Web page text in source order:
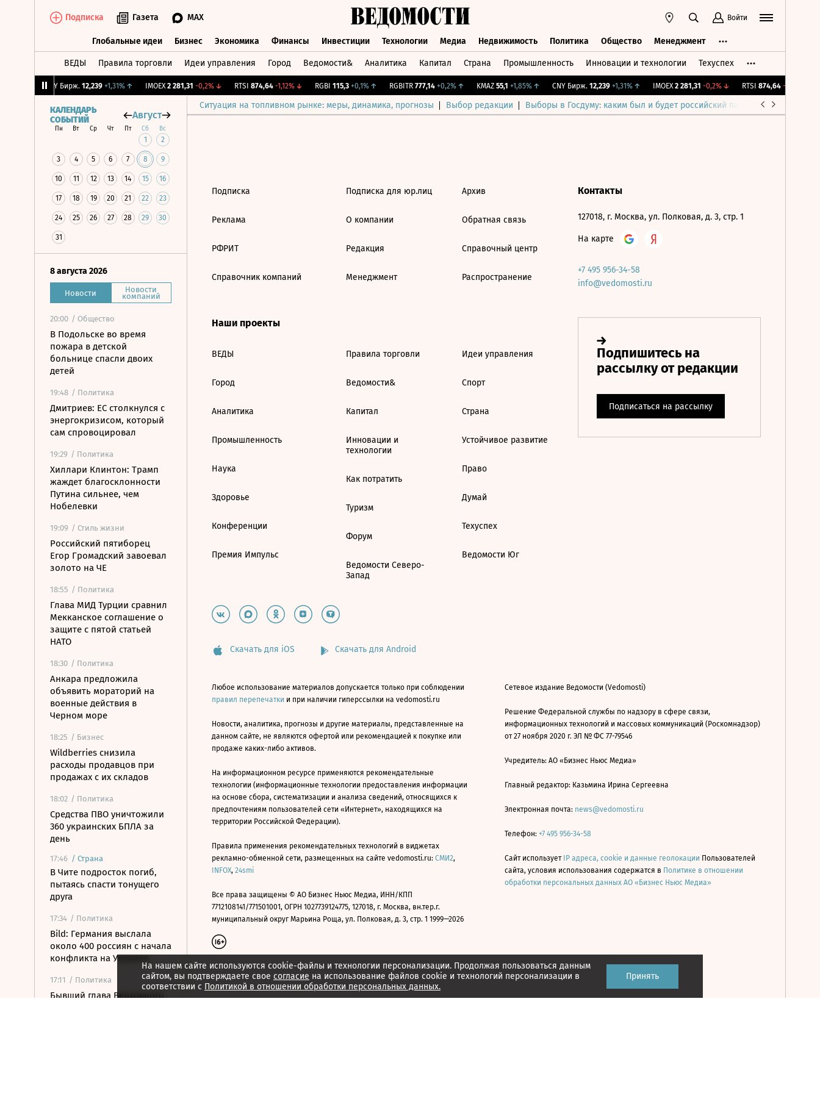
Подписка Газета MAX Войти
Глобальные идеи Бизнес Экономика Финансы Инвестиции Технологии Медиа Недвижимость Политика Общество Менеджмент
ВЕДЫ Правила торговли Идеи управления Город Ведомости& Аналитика Капитал Страна Промышленность Инновации и технологии Техуспех
CNY Бирж. 12,239 +1,31%↑ IMOEX 2 281,31 -0,2%↓ RTSI 874,64 -1,12%↓ RGBI 115,3 +0,1%↑ RGBITR 777,14 +0,2%↑ KMAZ 55,1 +1,85%↑ CNY Бирж. 12,239 +1,31%↑ IMOEX 2 281,31 -0,2%↓ RTSI 874,64 -1,12%
Ситуация на топливном рынке: меры, динамика, прогнозы Выбор редакции Выборы в Госдуму: каким был и будет российский парламент
КАЛЕНДАРЬ
СОБЫТИЙ
Август
Пн Вт Ср Чт Пт Сб Вс
1 2
3 4 5 6 7 8 9
10 11 12 13 14 15 16
17 18 19 20 21 22 23
24 25 26 27 28 29 30
31
8 августа 2026
Новости Новости
компаний
20:00 / Общество
В Подольске во время
пожара в детской
больнице спасли двоих
детей
19:48 / Политика
Дмитриев: ЕС столкнулся с
энергокризисом, который
сам спровоцировал
19:29 / Политика
Хиллари Клинтон: Трамп
жаждет благосклонности
Путина сильнее, чем
Нобелевки
19:09 / Стиль жизни
Российский пятиборец
Егор Громадский завоевал
золото на ЧЕ
18:55 / Политика
Глава МИД Турции сравнил
Мекканское соглашение о
защите с пятой статьей
НАТО
18:30 / Политика
Анкара предложила
объявить мораторий на
военные действия в
Черном море
18:25 / Бизнес
Wildberries снизила
расходы продавцов при
продажах с их складов
18:02 / Политика
Средства ПВО уничтожили
360 украинских БПЛА за
день
17:46 / Страна
В Чите подросток погиб,
пытаясь спасти тонущего
друга
17:34 / Политика
Bild: Германия выслала
около 400 россиян с начала
конфликта на Украине
17:11 / Политика
Бывший глава Верховного
На нашем сайте используются cookie-файлы и технологии персонализации. Продолжая пользоваться данным
сайтом, вы подтверждаете свое согласие на использование файлов cookie и технологий персонализации в
соответствии с Политикой в отношении обработки персональных данных.
Принять
Подписка
Реклама
РФРИТ
Справочник компаний
Подписка для юр.лиц
О компании
Редакция
Менеджмент
Архив
Обратная связь
Справочный центр
Распространение
Наши проекты
ВЕДЫ
Город
Аналитика
Промышленность
Наука
Здоровье
Конференции
Премия Импульс
Правила торговли
Ведомости&
Капитал
Инновации и
технологии
Как потратить
Туризм
Форум
Ведомости Северо-
Запад
Идеи управления
Спорт
Страна
Устойчивое развитие
Право
Думай
Техуспех
Ведомости Юг
Контакты
127018, г. Москва, ул. Полковая, д. 3, стр. 1
На карте
+7 495 956-34-58
info@vedomosti.ru
Скачать для iOS Скачать для Android
Любое использование материалов допускается только при соблюдении
правил перепечатки и при наличии гиперссылки на vedomosti.ru
Новости, аналитика, прогнозы и другие материалы, представленные на
данном сайте, не являются офертой или рекомендацией к покупке или
продаже каких-либо активов.
На информационном ресурсе применяются рекомендательные
технологии (информационные технологии предоставления информации
на основе сбора, систематизации и анализа сведений, относящихся к
предпочтениям пользователей сети «Интернет», находящихся на
территории Российской Федерации).
Правила применения рекомендательных технологий в виджетах
рекламно-обменной сети, размещенных на сайте vedomosti.ru: СМИ2,
INFOX, 24smi
Все права защищены © АО Бизнес Ньюс Медиа, ИНН/КПП
7712108141/771501001, ОГРН 1027739124775, 127018, г. Москва, вн.тер.г.
муниципальный округ Марьина Роща, ул. Полковая, д. 3, стр. 1 1999—2026
Сетевое издание Ведомости (Vedomosti)
Решение Федеральной службы по надзору в сфере связи,
информационных технологий и массовых коммуникаций (Роскомнадзор)
от 27 ноября 2020 г. ЭЛ № ФС 77-79546
Учредитель: АО «Бизнес Ньюс Медиа»
Главный редактор: Казьмина Ирина Сергеевна
Электронная почта: news@vedomosti.ru
Телефон: +7 495 956-34-58
Сайт использует IP адреса, cookie и данные геолокации Пользователей
сайта, условия использования содержатся в Политике в отношении
обработки персональных данных АО «Бизнес Ньюс Медиа»